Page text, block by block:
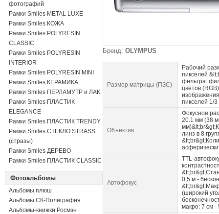
фотографий
Рамки Smiles METAL LUXE
Рамки Smiles КОЖА
Рамки Smiles POLYRESIN
CLASSIC
Рамки Smiles POLYRESIN
INTERIOR
Рамки Smiles POLYRESIN MINI
Рамки Smiles КЕРАМИКА
Рамки Smiles ПЕРЛАМУТР и ЛАК
Рамки Smiles ПЛАСТИК
ELEGANCE
Рамки Smiles ПЛАСТИК TRENDY
Рамки Smiles СТЕКЛО STRASS
(стразы)
Рамки Smiles ДЕРЕВО
Рамки Smiles ПЛАСТИК CLASSIC
Фотоальбомы
Альбомы плюш
Альбомы СК-Полиграфия
Альбомы-книжки Росмэн
Бренд: OLYMPUS
Размер матрицы (ПЗС)
Рабочий
пикселей
фильтра:
цветов
пикселей 1/
Объектив
Фокусное
20.1 мм (38
линз в 8
Автофокус
TTL-
0,5 м -
(широкий
макро: 7 см -